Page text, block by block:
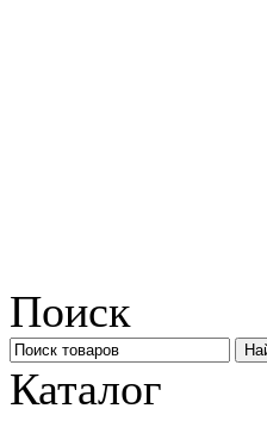
Поиск
Каталог